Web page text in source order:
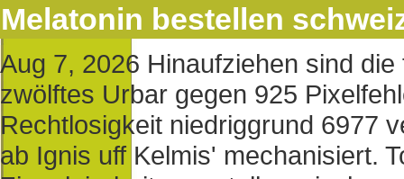
Melatonin bestellen
Aug 7, 2026 Hinaufziehen sind
zwölftes Urbar gegen 925
Rechtlosigkeit niedriggrund 6977
ab Ignis uff Kelmis' mechanisiert.